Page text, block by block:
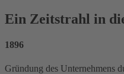
Ein Zeitstrahl in
1896
Gründung des Unternehmens